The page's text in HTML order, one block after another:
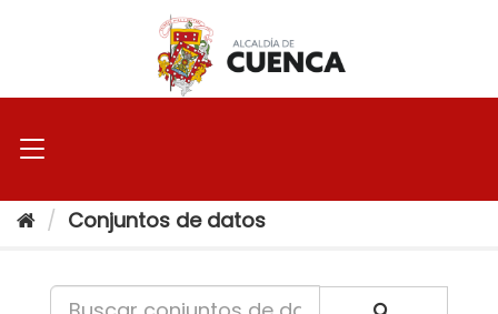
Conjuntos de datos